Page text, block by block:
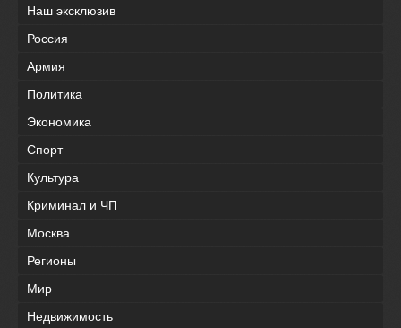
Наш эксклюзив
Россия
Армия
Политика
Экономика
Спорт
Культура
Криминал и ЧП
Москва
Регионы
Мир
Недвижимость